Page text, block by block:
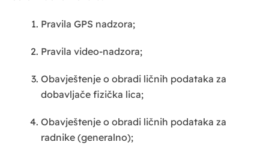
Pravila GPS nadzora;
Pravila video-nadzora;
Obavještenje o obradi ličnih podataka za
dobavljače fizička lica;
Obavještenje o obradi ličnih podataka za
radnike (generalno);